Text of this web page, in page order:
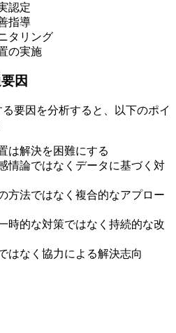
認定
指導
タリング
の実施
因
要因を分析すると、以下のポイ
は解決を困難にする
情論ではなくデータに基づく対
方法ではなく複合的なアプロー
時的な対策ではなく持続的な改
はなく協力による解決志向